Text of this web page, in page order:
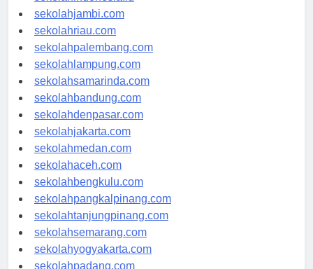
sekolahindonesia.id
sekolahjambi.com
sekolahriau.com
sekolahpalembang.com
sekolahlampung.com
sekolahsamarinda.com
sekolahbandung.com
sekolahdenpasar.com
sekolahjakarta.com
sekolahmedan.com
sekolahaceh.com
sekolahbengkulu.com
sekolahpangkalpinang.com
sekolahtanjungpinang.com
sekolahsemarang.com
sekolahyogyakarta.com